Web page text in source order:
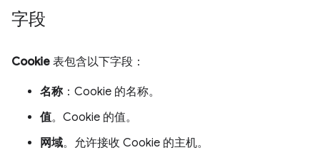
字段
Cookie 表包含以下字段：
名称：Cookie 的名称。
值。Cookie 的值。
网域。允许接收 Cookie 的主机。